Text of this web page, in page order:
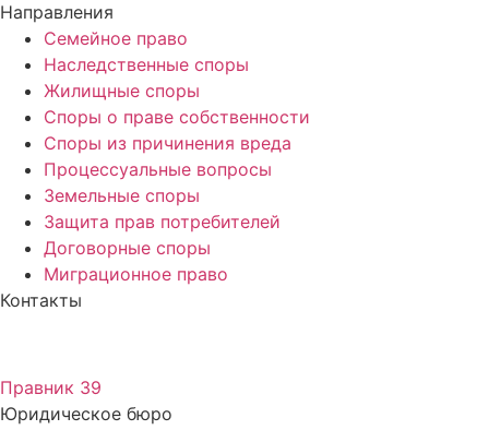
Направления
Семейное право
Наследственные споры
Жилищные споры
Споры о праве собственности
Споры из причинения вреда
Процессуальные вопросы
Земельные споры
Защита прав потребителей
Договорные споры
Миграционное право
Контакты
Правник 39
Юридическое бюро